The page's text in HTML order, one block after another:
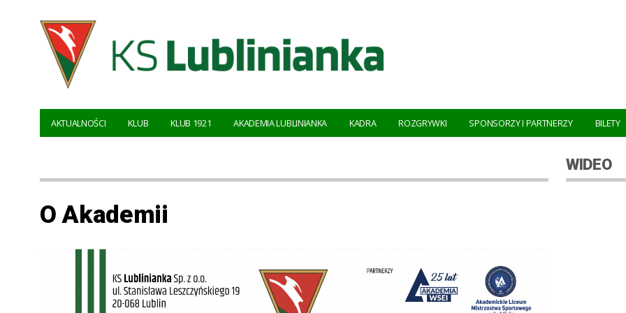
AKTUALNOŚCI KLUB KLUB 1921 AKADEMIA LUBLINIANKA KADRA ROZGRYWKI SPONSORZY I PARTNERZY BILETY
O Akademii
WIDEO